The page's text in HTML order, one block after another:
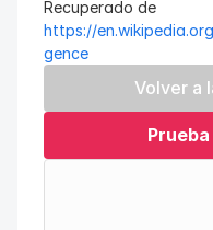
https://
gence
Volver a